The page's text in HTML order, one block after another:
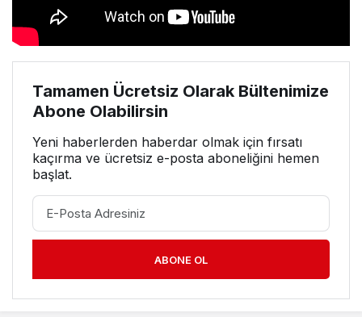
Tamamen Ücretsiz Olarak Bültenimize
Abone Olabilirsin
Yeni haberlerden haberdar olmak için fırsatı
kaçırma ve ücretsiz e-posta aboneliğini hemen
başlat.
ABONE OL